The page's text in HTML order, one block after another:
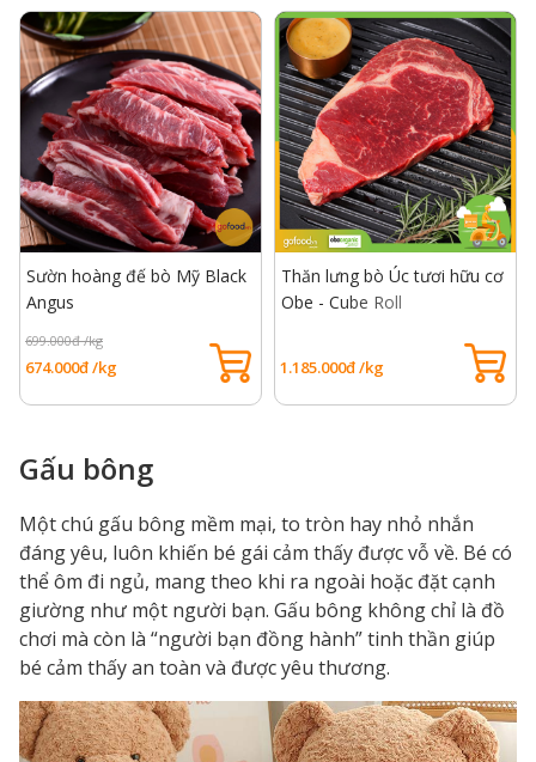
Sườn hoàng đế bò Mỹ Black
Angus
699.000đ /kg
674.000đ /kg
Thăn lưng bò Úc tươi hữu cơ
Obe - Cube Roll
1.185.000đ /kg
Gấu bông
Một chú gấu bông mềm mại, to tròn hay nhỏ nhắn
đáng yêu, luôn khiến bé gái cảm thấy được vỗ về. Bé có
thể ôm đi ngủ, mang theo khi ra ngoài hoặc đặt cạnh
giường như một người bạn. Gấu bông không chỉ là đồ
chơi mà còn là “người bạn đồng hành” tinh thần giúp
bé cảm thấy an toàn và được yêu thương.